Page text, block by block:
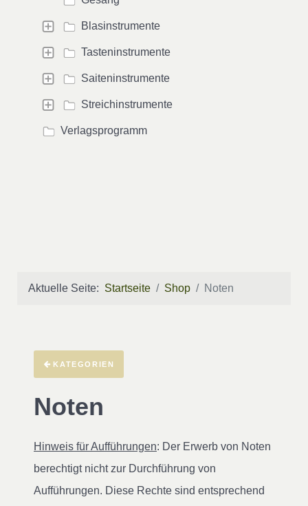
Blasinstrumente
Tasteninstrumente
Saiteninstrumente
Streichinstrumente
Verlagsprogramm
Aktuelle Seite: Startseite Shop Noten
KATEGORIEN
Noten
Hinweis für Aufführungen: Der Erwerb von Noten
berechtigt nicht zur Durchführung von
Aufführungen. Diese Rechte sind entsprechend